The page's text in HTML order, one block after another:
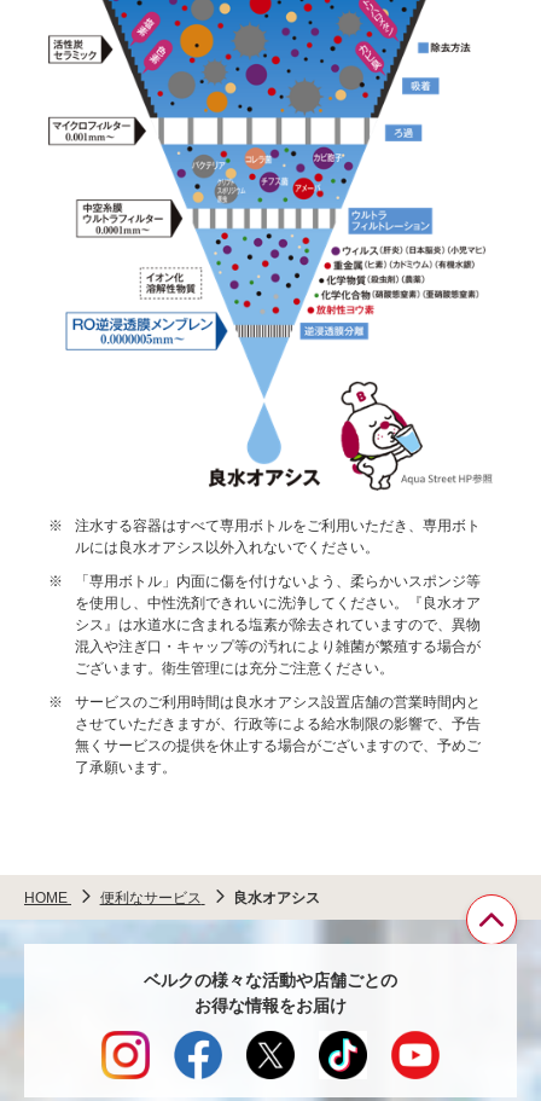
※
注水する容器はすべて専用ボトルをご利用いただき、専用ボト
ルには良水オアシス以外入れないでください。
※
「専用ボトル」内面に傷を付けないよう、柔らかいスポンジ等
を使用し、中性洗剤できれいに洗浄してください。『良水オア
シス』は水道水に含まれる塩素が除去されていますので、異物
混入や注ぎ口・キャップ等の汚れにより雑菌が繁殖する場合が
ございます。衛生管理には充分ご注意ください。
※
サービスのご利用時間は良水オアシス設置店舗の営業時間内と
させていただきますが、行政等による給水制限の影響で、予告
無くサービスの提供を休止する場合がございますので、予めご
了承願います。
HOME 便利なサービス 良水オアシス
ベルクの様々な活動や店舗ごとの
お得な情報をお届け